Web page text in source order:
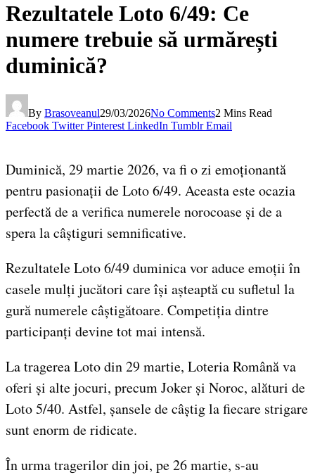
Rezultatele Loto 6/49: Ce
numere trebuie să urmărești
duminică?
By Brasoveanul29/03/2026No Comments2 Mins Read
Facebook Twitter Pinterest LinkedIn Tumblr Email
Duminică, 29 martie 2026, va fi o zi emoționantă
pentru pasionații de Loto 6/49. Aceasta este ocazia
perfectă de a verifica numerele norocoase și de a
spera la câștiguri semnificative.
Rezultatele Loto 6/49 duminica vor aduce emoții în
casele mulți jucători care își așteaptă cu sufletul la
gură numerele câștigătoare. Competiția dintre
participanți devine tot mai intensă.
La tragerea Loto din 29 martie, Loteria Română va
oferi și alte jocuri, precum Joker și Noroc, alături de
Loto 5/40. Astfel, șansele de câștig la fiecare strigare
sunt enorm de ridicate.
În urma tragerilor din joi, pe 26 martie, s-au